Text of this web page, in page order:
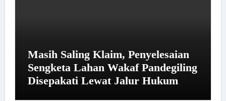
Masih Saling Klaim, Penyelesaian
Sengketa Lahan Wakaf Pandegiling
Disepakati Lewat Jalur Hukum